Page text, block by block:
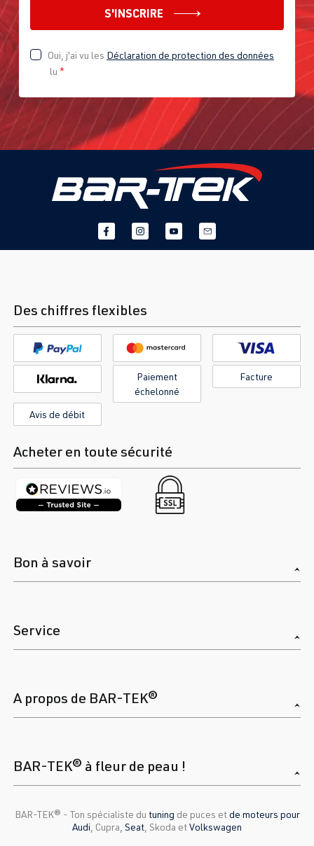
S'INSCRIRE
Oui, j'ai vu les Déclaration de protection des données
lu *
Des chiffres flexibles
Paiement
échelonné
Facture
Avis de débit
Acheter en toute sécurité
Bon à savoir
Service
A propos de BAR-TEK®
BAR-TEK® à fleur de peau !
BAR-TEK®️ - Ton spécialiste du tuning de puces etde moteurs pour
Audi , Cupra, Seat , Skoda etVolkswagen